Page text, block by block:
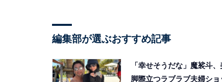
編集部が選ぶおすすめ記事
「幸せそうだな」魔裟斗、
脚際立つラブラブ夫婦ショ